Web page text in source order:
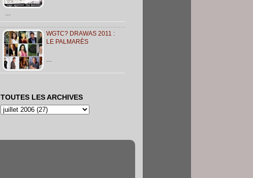
WGTC? DRAWAS 2011 :
LE PALMARÈS
TOUTES LES ARCHIVES